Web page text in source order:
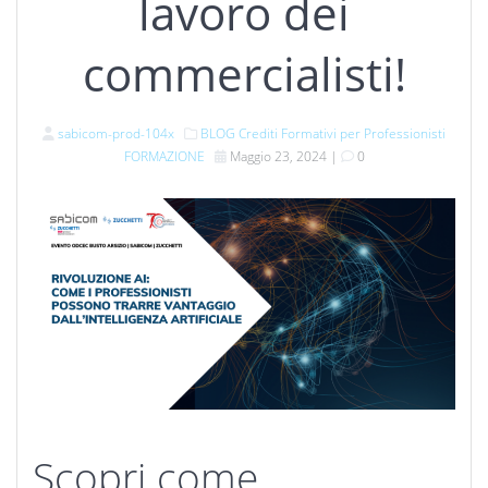
lavoro dei
commercialisti!
sabicom-prod-104x BLOG Crediti Formativi per Professionisti
FORMAZIONE
Maggio 23, 2024| 0
Scopri come